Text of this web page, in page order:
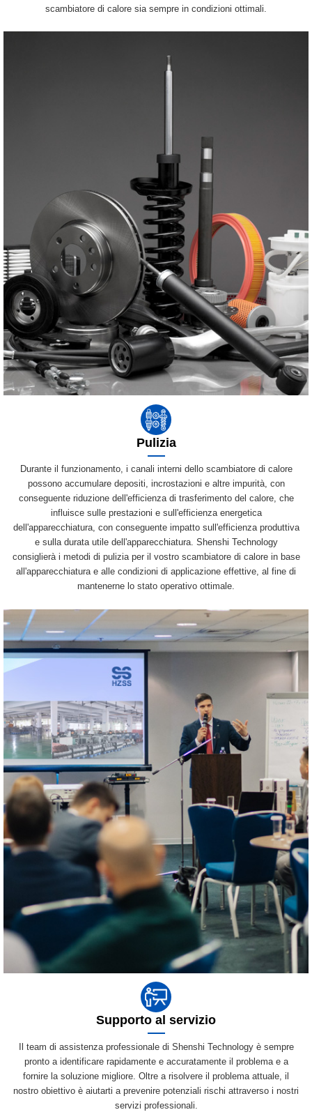
scambiatore di calore sia sempre in condizioni ottimali.
Pulizia
Durante il funzionamento, i canali interni dello scambiatore di calore
possono accumulare depositi, incrostazioni e altre impurità, con
conseguente riduzione dell'efficienza di trasferimento del calore, che
influisce sulle prestazioni e sull'efficienza energetica
dell'apparecchiatura, con conseguente impatto sull'efficienza produttiva
e sulla durata utile dell'apparecchiatura. Shenshi Technology
consiglierà i metodi di pulizia per il vostro scambiatore di calore in base
all'apparecchiatura e alle condizioni di applicazione effettive, al fine di
mantenerne lo stato operativo ottimale.
Supporto al servizio
Il team di assistenza professionale di Shenshi Technology è sempre
pronto a identificare rapidamente e accuratamente il problema e a
fornire la soluzione migliore. Oltre a risolvere il problema attuale, il
nostro obiettivo è aiutarti a prevenire potenziali rischi attraverso i nostri
servizi professionali.